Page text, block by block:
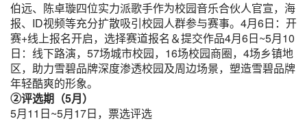
伯远、陈卓璇四位实力派歌手作为校园音乐合伙人官宣，海
报、ID视频等充分扩散吸引校园人群参与赛事。4月6日：开
赛+线上报名开启，选择赛道报名＆提交作品4月6日~5月10
日：线下路演，57场城市校园，16场校园商圈，4场乡镇地
区，助力雪碧品牌深度渗透校园及周边场景，塑造雪碧品牌
年轻酷爽的形象。
②评选期（5月）
5月11日~5月17日，票选评选